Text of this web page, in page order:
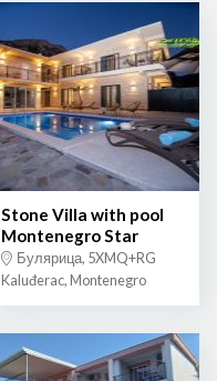
Stone Villa with pool
Montenegro Star
Булярица, 5XMQ+RG
Kaluđerac, Montenegro